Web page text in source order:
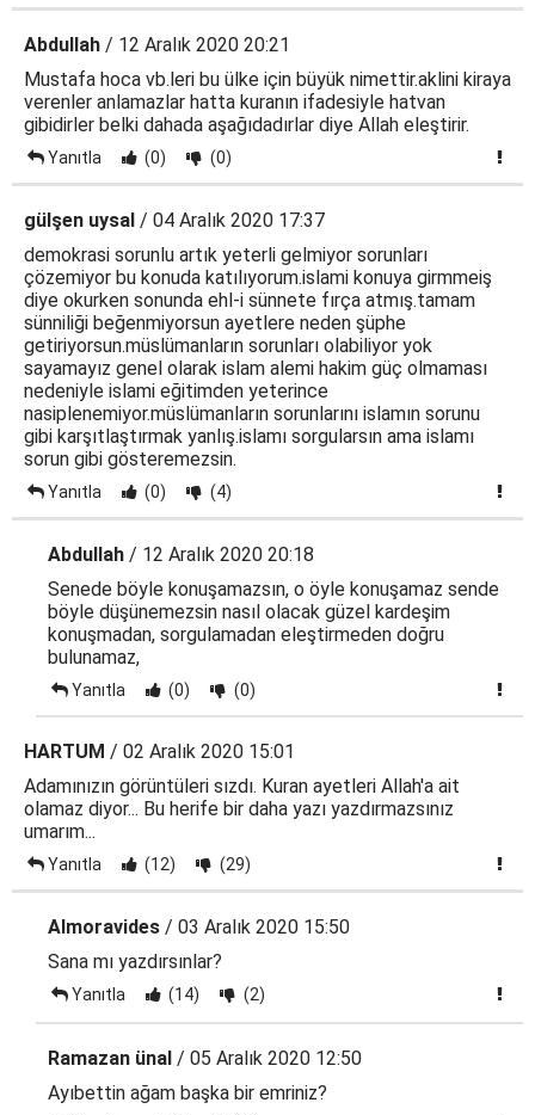
Abdullah / 12 Aralık 2020 20:21
Mustafa hoca vb.leri bu ülke için büyük nimettir.aklini kiraya
verenler anlamazlar hatta kuranın ifadesiyle hatvan
gibidirler belki dahada aşağıdadırlar diye Allah eleştirir.
Yanıtla (0) (0)
gülşen uysal / 04 Aralık 2020 17:37
demokrasi sorunlu artık yeterli gelmiyor sorunları
çözemiyor bu konuda katılıyorum.islami konuya girmmeiş
diye okurken sonunda ehl-i sünnete fırça atmış.tamam
sünniliği beğenmiyorsun ayetlere neden şüphe
getiriyorsun.müslümanların sorunları olabiliyor yok
sayamayız genel olarak islam alemi hakim güç olmaması
nedeniyle islami eğitimden yeterince
nasiplenemiyor.müslümanların sorunlarını islamın sorunu
gibi karşıtlaştırmak yanlış.islamı sorgularsın ama islamı
sorun gibi gösteremezsin.
Yanıtla (0) (4)
Abdullah / 12 Aralık 2020 20:18
Senede böyle konuşamazsın, o öyle konuşamaz sende
böyle düşünemezsin nasıl olacak güzel kardeşim
konuşmadan, sorgulamadan eleştirmeden doğru
bulunamaz,
Yanıtla (0) (0)
HARTUM / 02 Aralık 2020 15:01
Adamınızın görüntüleri sızdı. Kuran ayetleri Allah'a ait
olamaz diyor... Bu herife bir daha yazı yazdırmazsınız
umarım...
Yanıtla (12) (29)
Almoravides / 03 Aralık 2020 15:50
Sana mı yazdırsınlar?
Yanıtla (14) (2)
Ramazan ünal / 05 Aralık 2020 12:50
Ayıbettin ağam başka bir emriniz?